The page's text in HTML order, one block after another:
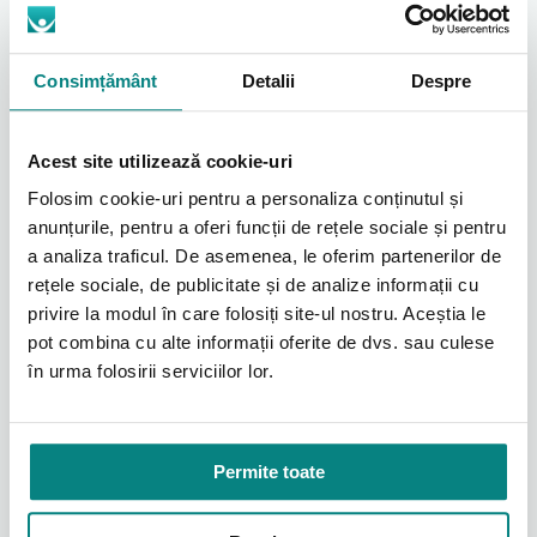
Consimțământ Detalii Despre
Acest site utilizează cookie-uri
Folosim cookie-uri pentru a personaliza conținutul și
anunțurile, pentru a oferi funcții de rețele sociale și pentru
a analiza traficul. De asemenea, le oferim partenerilor de
rețele sociale, de publicitate și de analize informații cu
privire la modul în care folosiți site-ul nostru. Aceștia le
pot combina cu alte informații oferite de dvs. sau culese
în urma folosirii serviciilor lor.
Permite toate
Expirație ușoară
Algoritmul inteligent AirSense reduce automat
presiunea aerului furnizat în timpul expirării
de utilizat. Opțiunile de stabilire a reliefului
existent permis optimizarea confortului în
funcție de preferințele personale ale pacientului
și de indicații observate de medicul curant.
Dispozitivul reacționează în milisecunde pentru